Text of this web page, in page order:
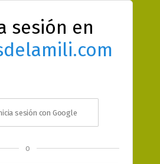
sesión en
sesión con Google
o